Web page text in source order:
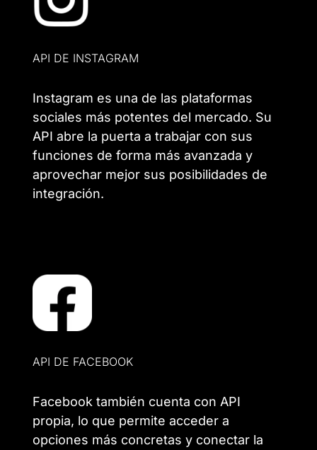
API DE INSTAGRAM
Instagram es una de las plataformas
sociales más potentes del mercado. Su
API abre la puerta a trabajar con sus
funciones de forma más avanzada y
aprovechar mejor sus posibilidades de
integración.
API DE FACEBOOK
Facebook también cuenta con API
propia, lo que permite acceder a
opciones más concretas y conectar la